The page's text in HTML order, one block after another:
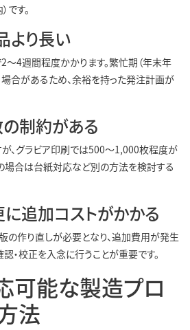
です。
り長い
〜4週間程度かかります。繁忙期（年末年
場合があるため、余裕を持った発注計画が
制約がある
、グラビア印刷では500〜1,000枚程度が
場合は台紙対応など別の方法を検討する
追加コストがかかる
の作り直しが必要となり、追加費用が発生
認・校正を入念に行うことが重要です。
可能な製造プロ
法